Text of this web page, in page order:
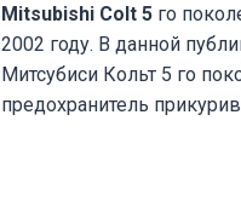
Mitsubishi Colt 5 го
2002 году. В данной
Митсубиси Кольт 5 го
предохранитель